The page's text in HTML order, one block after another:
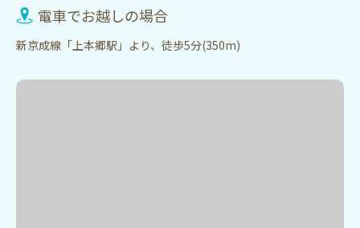
電車でお越しの場合
新京成線「上本郷駅」より、徒歩5分(350m)